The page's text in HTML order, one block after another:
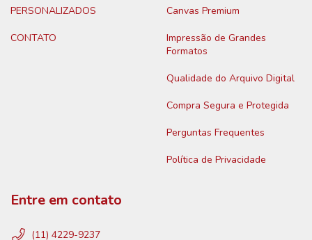
PERSONALIZADOS
CONTATO
Canvas Premium
Impressão de Grandes
Formatos
Qualidade do Arquivo Digital
Compra Segura e Protegida
Perguntas Frequentes
Política de Privacidade
Entre em contato
(11) 4229-9237